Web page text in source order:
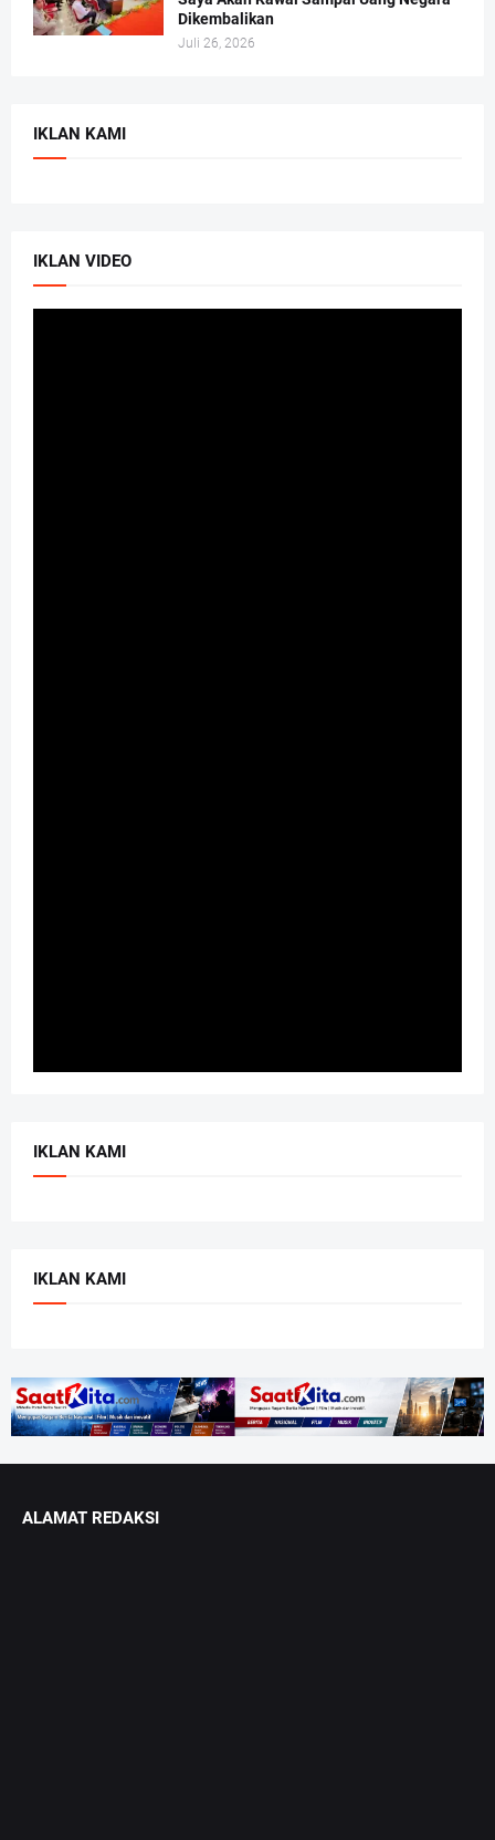
Dikembalikan
Juli 26, 2026
IKLAN KAMI
IKLAN VIDEO
IKLAN KAMI
IKLAN KAMI
ALAMAT REDAKSI